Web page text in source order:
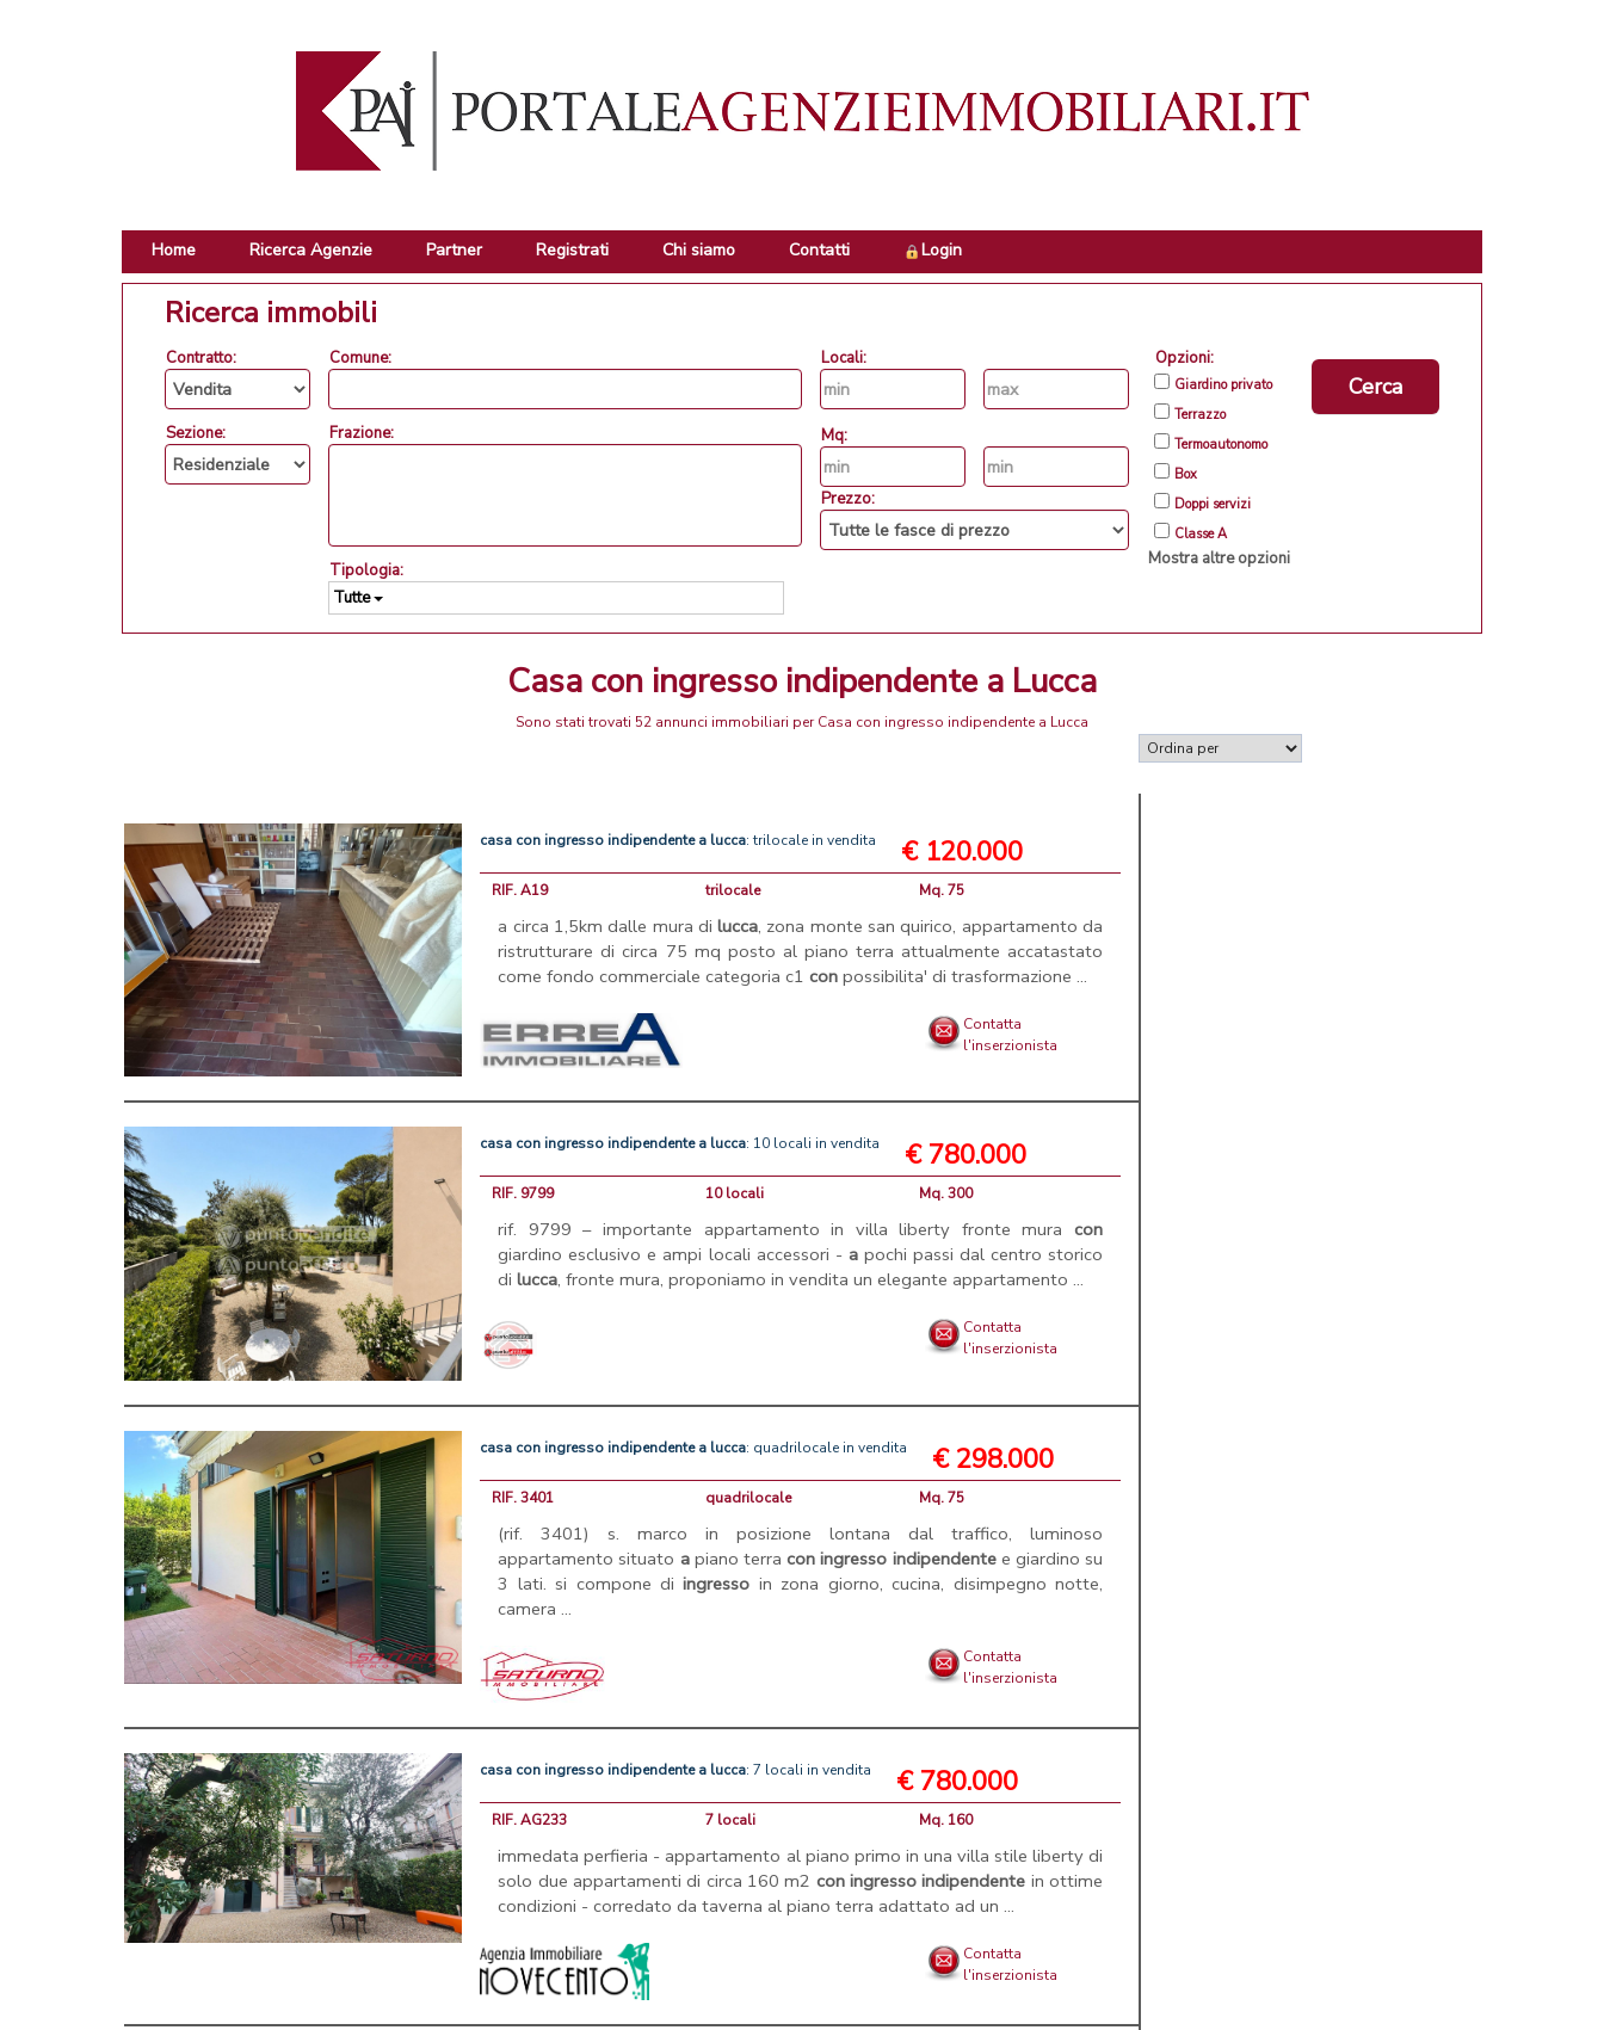
Home Ricerca Agenzie Partner Registrati Chi siamo Contatti Login
Ricerca immobili
Contratto:
Sezione:
Comune:
Frazione:
Tipologia:
Tutte
Locali:
Mq:
Prezzo:
Opzioni:
Giardino privato
Terrazzo
Termoautonomo
Box
Doppi servizi
Classe A
Mostra altre opzioni
Cerca
Casa con ingresso indipendente a Lucca
Sono stati trovati 52 annunci immobiliari per Casa con ingresso indipendente a Lucca
casa con ingresso indipendente a lucca: trilocale in vendita € 120.000
RIF. A19 trilocale Mq. 75
a circa 1,5km dalle mura dilucca, zona monte san quirico, appartamento da
ristrutturare di circa 75 mq posto al piano terra attualmente accatastato
come fondo commerciale categoria c1con possibilita' di trasformazione ...
Contatta
l'inserzionista
casa con ingresso indipendente a lucca: 10 locali in vendita € 780.000
RIF. 9799 10 locali Mq. 300
rif. 9799 – importante appartamento in villa liberty fronte mura con
giardino esclusivo e ampi locali accessori - apochi passi dal centro storico
dilucca, fronte mura, proponiamo in vendita un elegante appartamento ...
Contatta
l'inserzionista
casa con ingresso indipendente a lucca: quadrilocale in vendita € 298.000
RIF. 3401 quadrilocale Mq. 75
(rif. 3401) s. marco in posizione lontana dal traffico, luminoso
appartamento situato apiano terracon ingresso indipendentee giardino su
3 lati. si compone diingresso in zona giorno, cucina, disimpegno notte,
camera ...
Contatta
l'inserzionista
casa con ingresso indipendente a lucca: 7 locali in vendita € 780.000
RIF. AG233 7 locali Mq. 160
immedata perfieria - appartamento al piano primo in una villa stile liberty di
solo due appartamenti di circa 160 m2 con ingresso indipendente in ottime
condizioni - corredato da taverna al piano terra adattato ad un ...
Contatta
l'inserzionista